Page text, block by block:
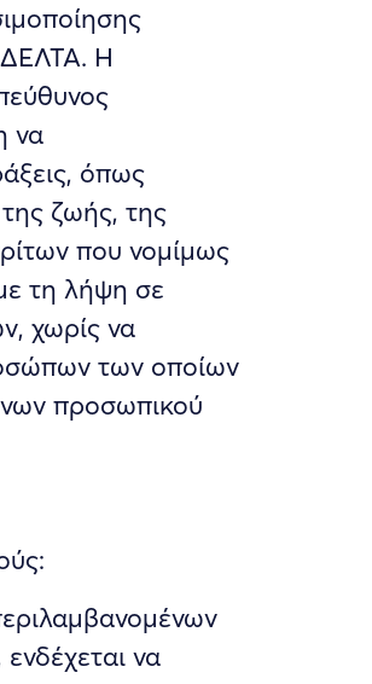
ΔΕΛΤΑ. Η
να
όπως
της ζωής, της
που νομίμως
τη λήψη σε
χωρίς να
των οποίων
προσωπικού
να